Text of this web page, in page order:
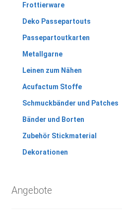
Frottierware
Deko Passepartouts
Passepartoutkarten
Metallgarne
Leinen zum Nähen
Acufactum Stoffe
Schmuckbänder und Patches
Bänder und Borten
Zubehör Stickmaterial
Dekorationen
Angebote